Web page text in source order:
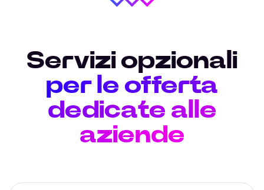
Servizi opzionali
per le offerta
dedicate alle
aziende